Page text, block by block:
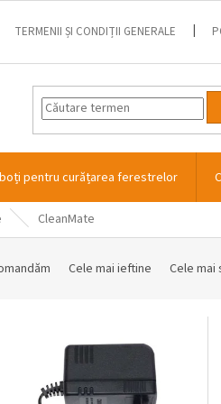
TERMENII ȘI CONDIȚII GENERALE
pentru curățarea ferestrelor
CleanMate
Cele mai ieftine Cele mai